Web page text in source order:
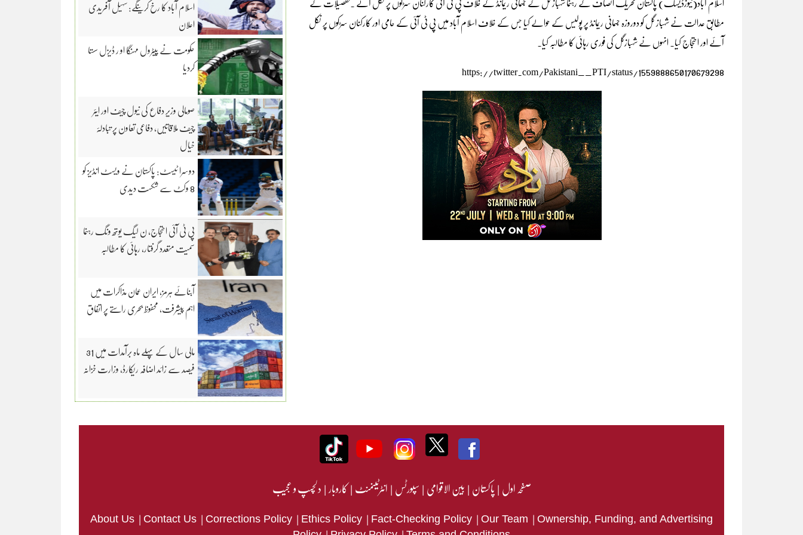
مطابق عدالت نے شہباز گل کو دوروزہ جسمانی ریمانڈ پر پولیس کے حوالے کیا جس کے خلاف اسلام آباد میں پی ٹی آئی کے حامی اور کارکنان سڑکوں پر نکل
آئے اور احتجاج کیا۔ انہوں نے شہبازگل کی فوری رہائی کا مطالبہ کیا۔
https://twitter.com/Pakistani__PTI/status/1559888650170679298
اسلام آباد کا رخ کرینگے: سہیل آفریدی
اعلان
حکومت نے پیٹرول مہنگا او ر ڈیزل سستا
کردیا
صومالی وزیرِ دفاع کی نیول چیف اور ایئر
چیف ملاقاتیں، دفاعی تعاون پر تبادلۂ
خیال
دوسرا ٹیسٹ: پاکستان نے ویسٹ انڈیز کو
8 وکٹ سے شکست دیدی
پی ٹی آئی احتجاج، ن لیگ یوتھ ونگ رہنما
سمیت متعدد گرفتار، رہائی کا مطالبہ
آبنائے ہرمز، ایران عمان مذاکرات میں
اہم پیشرفت، محفوظ بحری راستے پر اتفاق
مالی سال کے پہلے ماہ برآمدات میں 31
فیصد سے زائد اضافہ ریکارڈ، وزارت خزانہ
صفحہ اول|پاکستان|بین الاقوامی|سپورٹس|انٹرٹینمنٹ|کاروبار|دلچسپ و عجیب
About Us | Contact Us | Corrections Policy | Ethics Policy | Fact-Checking Policy | Our Team | Ownership, Funding, and Advertising